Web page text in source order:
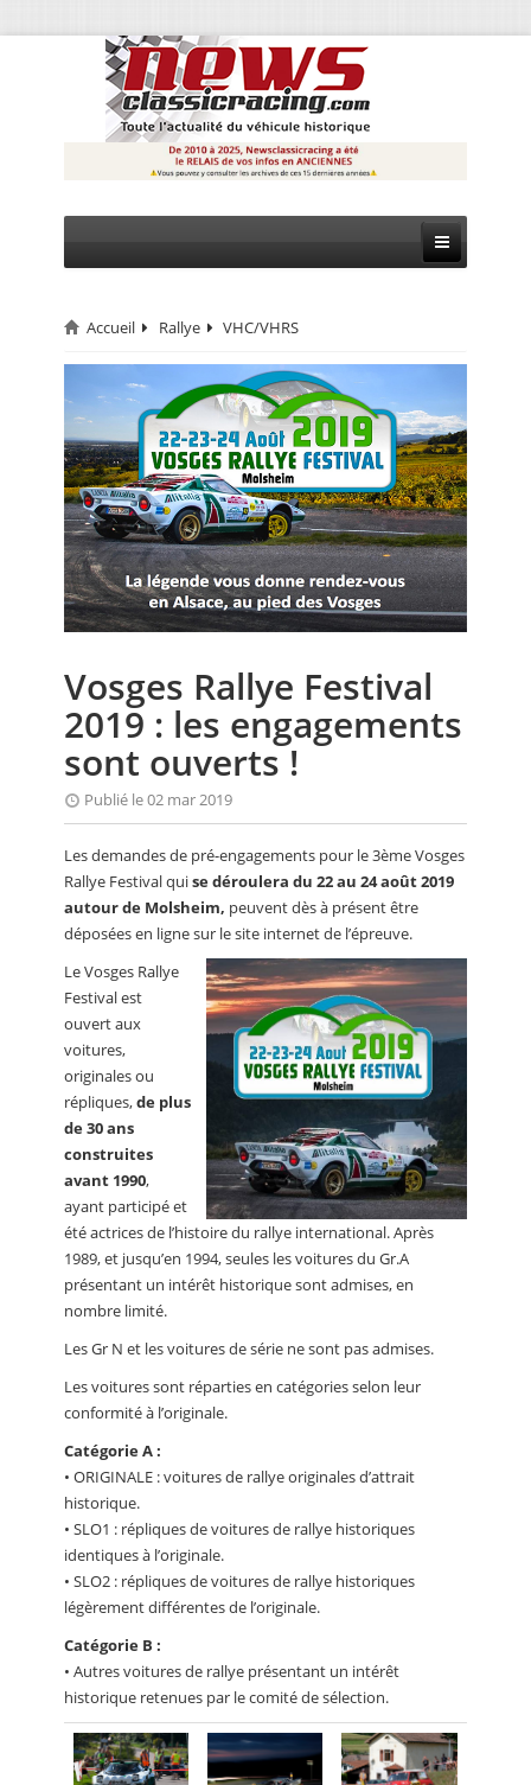
CIRCUIT
RALLYE
MONTAGNE
EVÈNEMENTS
CALENDRIER
FOCUS
ANNUAIRES
PETITES ANNONCES
Accueil Rallye VHC/VHRS
Vosges Rallye Festival
2019 : les engagements
sont ouverts !
Publié le 02 mar 2019
Les demandes de pré-engagements pour le 3ème Vosges
Rallye Festival quise déroulera du 22 au 24 août 2019
autour de Molsheim, peuvent dès à présent être
déposées en ligne sur le site internet de l’épreuve.
Le Vosges Rallye
Festival est
ouvert aux
voitures,
originales ou
répliques,de plus
de 30 ans
construites
avant 1990,
ayant participé et
été actrices de l’histoire du rallye international. Après
1989, et jusqu’en 1994, seules les voitures du Gr.A
présentant un intérêt historique sont admises, en
nombre limité.
Les Gr N et les voitures de série ne sont pas admises.
Les voitures sont réparties en catégories selon leur
conformité à l’originale.
Catégorie A :
• ORIGINALE : voitures de rallye originales d’attrait
historique.
• SLO1 : répliques de voitures de rallye historiques
identiques à l’originale.
• SLO2 : répliques de voitures de rallye historiques
légèrement différentes de l’originale.
Catégorie B :
• Autres voitures de rallye présentant un intérêt
historique retenues par le comité de sélection.